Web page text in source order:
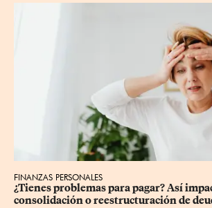
FINANZAS PERSONALES
¿Tienes problemas para pagar? Así
consolidación o reestructuración de